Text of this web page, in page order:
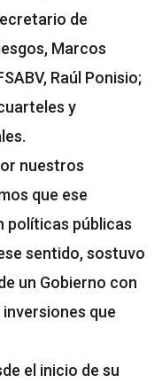
de
Marcos
Raúl Ponisio;
y
nuestros
que ese
políticas públicas
sentido, sostuvo
un Gobierno con
que
el inicio de su